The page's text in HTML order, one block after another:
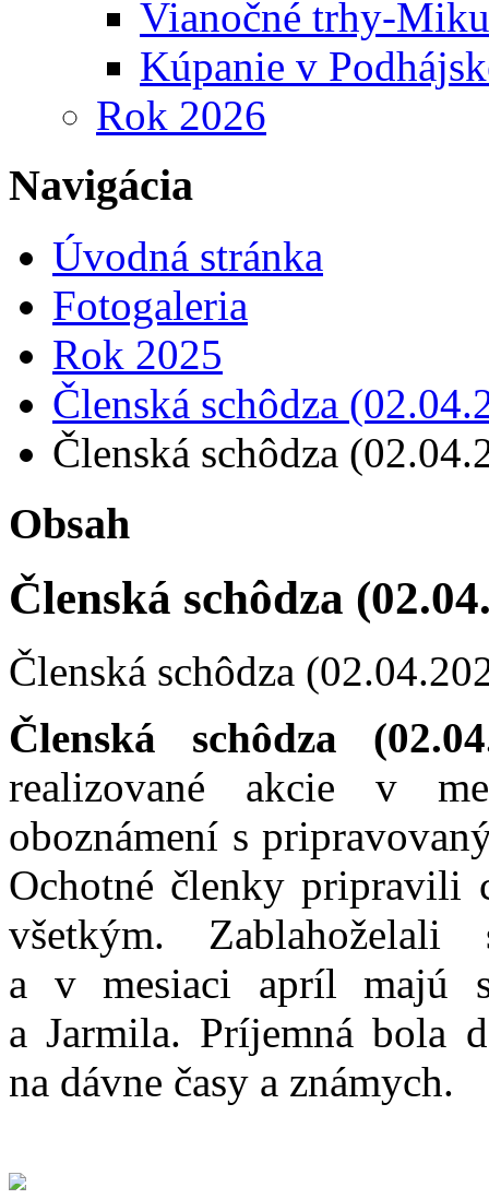
Vianočné trhy-
Kúpanie v
Rok 2026
Navigácia
Úvodná stránka
Fotogaleria
Rok 2025
Členská schôdza
Členská schôdza
Obsah
Členská schôdza
Členská schôdza
Členská schôdza
realizované akcie v
oboznámení s
Ochotné členky pripravili
všetkým. Zablahoželali
a v mesiaci apríl majú
a Jarmila. Príjemná bola
na dávne časy a známych.